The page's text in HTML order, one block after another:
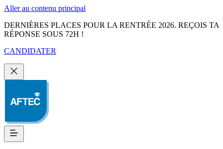
Aller au contenu principal
DERNIÈRES PLACES POUR LA RENTRÉE 2026. REÇOIS TA
RÉPONSE SOUS 72H !
CANDIDATER